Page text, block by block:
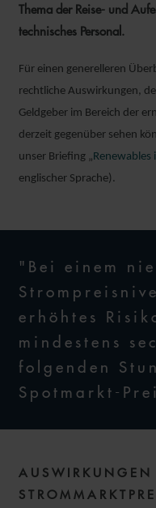
Thema der Reise- und
technisches Personal.
Für einen generelleren
rechtliche Auswirkungen,
Geldgeber im Bereich der
derzeit gegenüber sehen
unser Briefing „Renewables
englischer Sprache).
"Bei einem
erhöhtes
mindestens
folgenden
Spotmarkt-
AUSWIRKUNGEN